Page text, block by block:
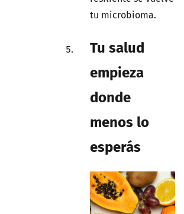
tu microbioma.
Tu salud
empieza
donde
menos lo
esperás